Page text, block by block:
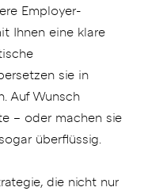
Employer-
Ihnen eine klare
sie in
Auf Wunsch
– oder machen sie
überflüssig.
die nicht nur